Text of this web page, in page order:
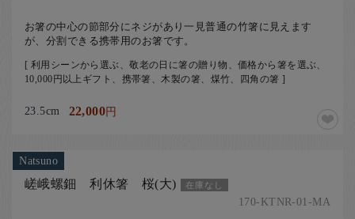
お箸の中心の節部分にネジがあり一見普通の竹箸に見えます
が、分割できる携帯用のお箸です。
[ 利用シーンから選ぶ、敬老の日に箸の贈り物、価格から箸を選ぶ、
10,000円以上ギフト、携帯箸、木製の箸、煤竹、四角の箸 ]
23.5cm 22,000円
Natsuno
嵯峨螺鈿 利休箸 桜(大) 在庫なし
170-KTNR-01-MA